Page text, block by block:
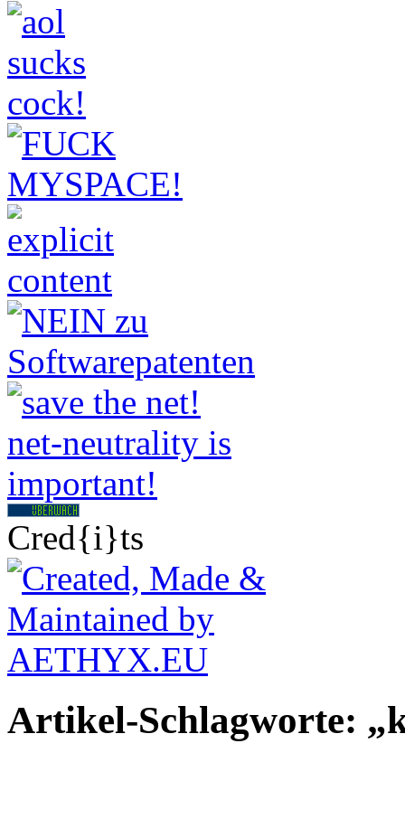
Cred{i}ts
Artikel-Schlagworte: